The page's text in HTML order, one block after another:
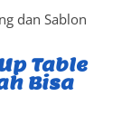
dan Sablon
Table
Bisa